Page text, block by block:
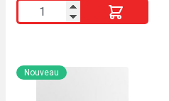
quantité
de
Best
BLACK
Nouveau